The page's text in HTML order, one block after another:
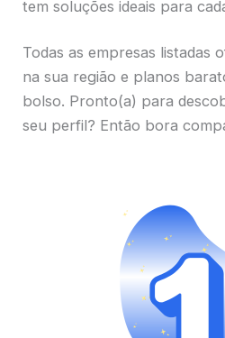
tem soluções ideais para
Todas as empresas listadas
na sua região e planos
bolso. Pronto(a) para
seu perfil? Então bora